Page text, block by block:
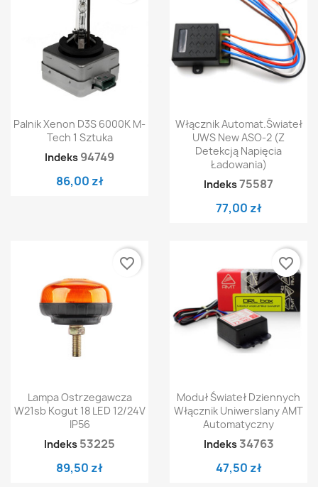
Palnik Xenon D3S 6000K M-
Tech 1 Sztuka
Indeks 94749
86,00 zł
Włącznik Automat.świateł
UWS New ASO-2 (z
Detekcją Napięcia
Ładowania)
Indeks75587
77,00 zł
Lampa Ostrzegawcza
W21sb Kogut 18 LED 12/24V
IP56
Indeks 53225
89,50 zł
favorite_border
Moduł Świateł Dziennych
Włącznik Uniwerslany AMT
Automatyczny
Indeks 34763
47,50 zł
favorite_border